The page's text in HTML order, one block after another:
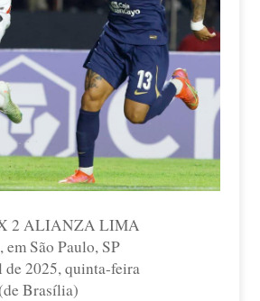
2 ALIANZA LIMA
São Paulo, SP
de 2025, quinta-feira
Brasília)